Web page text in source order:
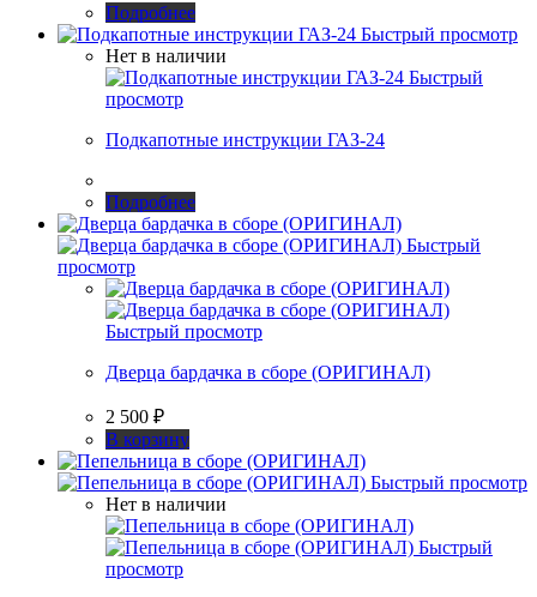
Подробнее
Быстрый просмотр
Нет в наличии
Быстрый
просмотр
Подкапотные инструкции ГАЗ-24
Подробнее
Быстрый
просмотр
Быстрый просмотр
Дверца бардачка в сборе (ОРИГИНАЛ)
2 500 ₽
В корзину
Быстрый просмотр
Нет в наличии
Быстрый
просмотр